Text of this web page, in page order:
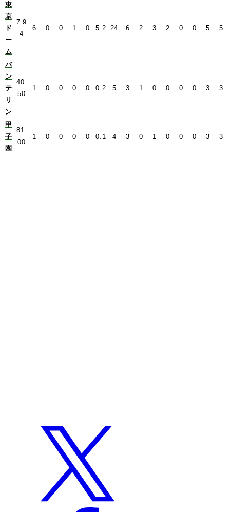
東
京
ド
ー
ム
7.9
4
6 0 0 1 0 5.2 24 6 2 3 2 0 0 5 5
バ
ン
テ
リ
ン
40.
50
1 0 0 0 0 0.2 5 3 1 0 0 0 0 3 3
甲
子
園
81.
00
1 0 0 0 0 0.1 4 3 0 1 0 0 0 3 3